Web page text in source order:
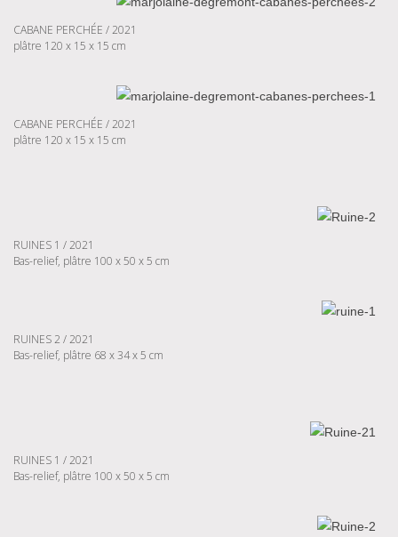
CABANE PERCHÉE / 2021
plâtre 120 x 15 x 15 cm
CABANE PERCHÉE / 2021
plâtre 120 x 15 x 15 cm
RUINES 1 / 2021
Bas-relief, plâtre 100 x 50 x 5 cm
RUINES 2 / 2021
Bas-relief, plâtre 68 x 34 x 5 cm
RUINES 1 / 2021
Bas-relief, plâtre 100 x 50 x 5 cm